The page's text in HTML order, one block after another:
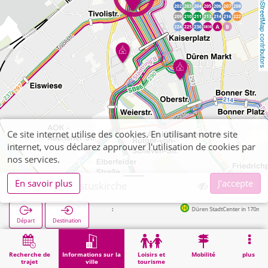
OpenStreetMap contributors
Recherche de
trajet
Informations sur la
ville
Loisirs et
tourisme
Mobilité plus
Düren, Christuskirche
Départ Destination
Düren StadtCenter in 170m
Démarrage Informations sur la ville Düren, Christuskirche
Ce site internet utilise des cookies. En utilisant notre site
internet, vous déclarez approuver l'utilisation de cookies par
nos services.
En savoir plus
J'accepte